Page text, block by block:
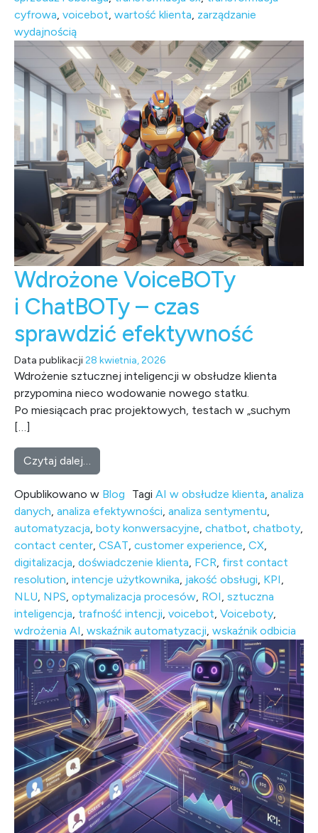
cyfrowa, voicebot, wartość klienta, zarządzanie
wydajnością
Wdrożone VoiceBOTy
i ChatBOTy – czas
sprawdzić efektywność
Data publikacji28 kwietnia, 2026
Wdrożenie sztucznej inteligencji w obsłudze klienta
przypomina nieco wodowanie nowego statku.
Po miesiącach prac projektowych, testach w „suchym
[…]
Czytaj dalej…
Opublikowano w Blog Tagi AI w obsłudze klienta, analiza
danych, analiza efektywności, analiza sentymentu,
automatyzacja, boty konwersacyjne, chatbot, chatboty,
contact center, CSAT, customer experience, CX,
digitalizacja, doświadczenie klienta, FCR, first contact
resolution, intencje użytkownika, jakość obsługi, KPI,
NLU, NPS, optymalizacja procesów, ROI, sztuczna
inteligencja, trafność intencji, voicebot, Voiceboty,
wdrożenia AI, wskaźnik automatyzacji, wskaźnik odbicia